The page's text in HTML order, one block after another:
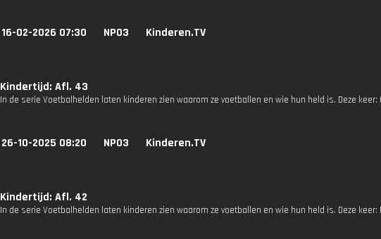
16-02-2026 07:30 NPO3 Kinderen.TV
Kindertijd: Afl. 43
In de serie Voetbalhelden laten kinderen zien waarom ze voetballen en wie hun held is. Deze keer:
26-10-2025 08:20 NPO3 Kinderen.TV
Kindertijd: Afl. 42
In de serie Voetbalhelden laten kinderen zien waarom ze voetballen en wie hun held is. Deze keer: